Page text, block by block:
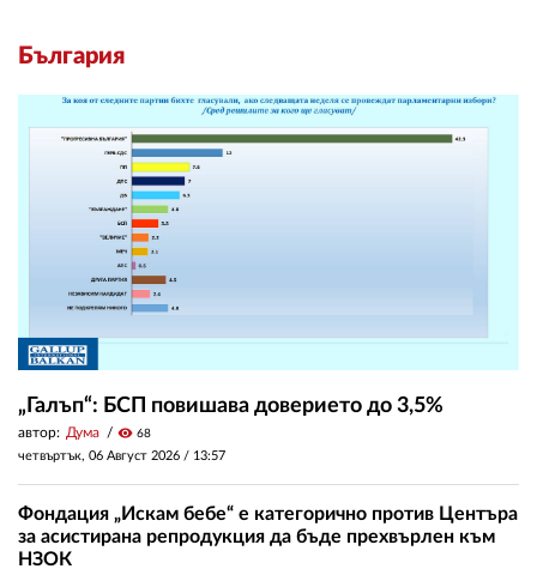
България
„Галъп“: БСП повишава доверието до 3,5%
автор: Дума visibility 68
четвъртък, 06 Август 2026 / 13:57
Фондация „Искам бебе“ е категорично против Центъра
за асистирана репродукция да бъде прехвърлен към
НЗОК